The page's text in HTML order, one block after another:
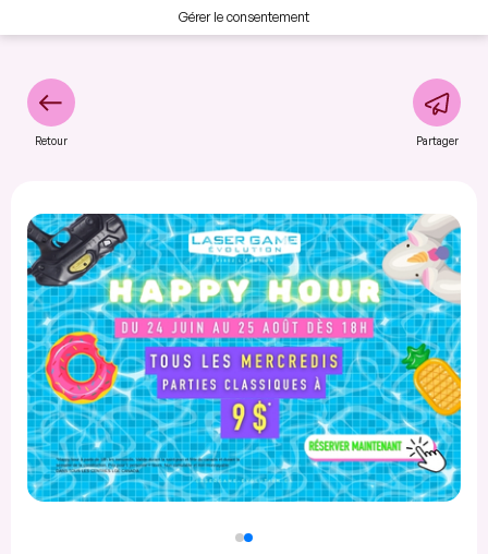
Gérer le consentement
Retour Partager